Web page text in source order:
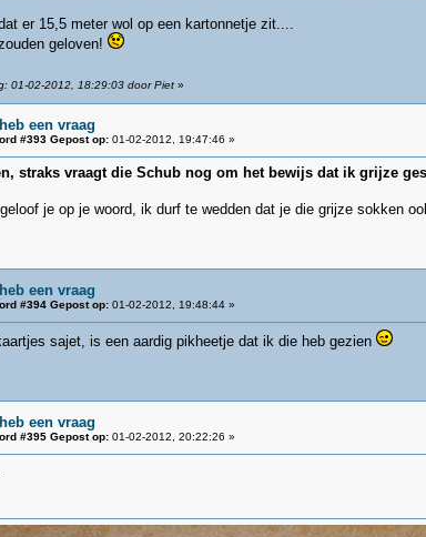
er 15,5 meter wol op een kartonnetje zit....
geloven!
01-02-2012, 18:29:03 door Piet»
een vraag
#393 Gepost op:01-02-2012, 19:47:46 »
straks vraagt die Schub nog om het bewijs dat ik grijze
je op je woord, ik durf te wedden dat je die grijze sokken
een vraag
#394 Gepost op:01-02-2012, 19:48:44 »
sajet, is een aardig pikheetje dat ik die heb gezien
een vraag
#395 Gepost op:01-02-2012, 20:22:26 »